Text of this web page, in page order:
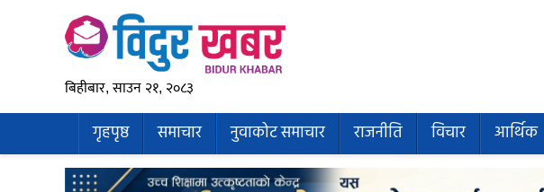
बिहीबार, साउन २१, २०८३
गृहपृष्ठ समाचार नुवाकोट समाचार राजनीति विचार आर्थिक